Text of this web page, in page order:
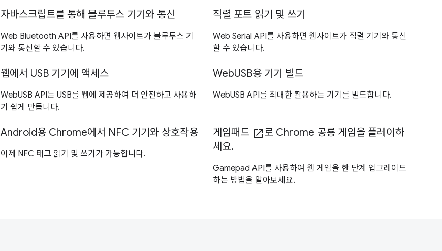
자바스크립트를 통해 블루투스 기기와 통신
Web Bluetooth API를 사용하면 웹사이트가 블루투스 기
기와 통신할 수 있습니다.
직렬 포트 읽기 및 쓰기
Web Serial API를 사용하면 웹사이트가 직렬 기기와 통신
할 수 있습니다.
웹에서 USB 기기에 액세스
WebUSB API는 USB를 웹에 제공하여 더 안전하고 사용하
기 쉽게 만듭니다.
WebUSB용 기기 빌드
WebUSB API를 최대한 활용하는 기기를 빌드합니다.
Android용 Chrome에서 NFC 기기와 상호작용
이제 NFC 태그 읽기 및 쓰기가 가능합니다.
게임패드 open_in_new로 Chrome 공룡 게임을 플레이하
세요.
Gamepad API를 사용하여 웹 게임을 한 단계 업그레이드
하는 방법을 알아보세요.